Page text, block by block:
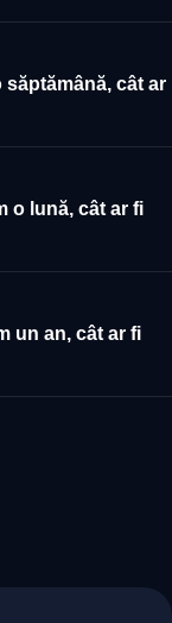
săptămână, cât ar
o lună, cât ar fi
un an, cât ar fi